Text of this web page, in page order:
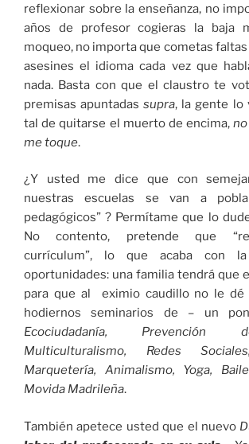
reflexionar sobre la enseñanza, no
años de profesor cogieras la baja
moqueo, no importa que cometas
asesines el idioma cada vez que
nada. Basta con que el claustro te
premisas apuntadassupra, la gente lo
tal de quitarse el muerto de encima,
me toque.
¿Y usted me dice que con
nuestras escuelas se van a
pedagógicos” ? Permítame que lo
No contento, pretende que
currículum”, lo que acaba con
oportunidades: una familia tendrá que
para que al eximio caudillo no le dé
hodiernos seminarios de – un
Ecociudadanía, Prevención
Multiculturalismo, Redes
Marquetería, Animalismo, Yoga,
Movida Madrileña.
También apetece usted que el nuevo